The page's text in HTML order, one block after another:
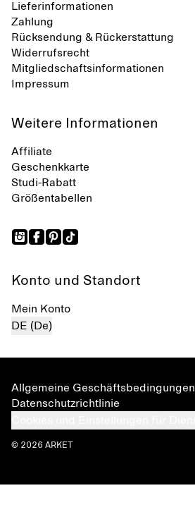
Lieferinformationen
Zahlung
Rücksendung & Rückerstattung
Widerrufsrecht
Mitgliedschaftsinformationen
Impressum
Weitere Informationen
Affiliate
Geschenkkarte
Studi-Rabatt
Größentabellen
Konto und Standort
Mein Konto
DE (De)
Allgemeine Geschäftsbedingungen
Datenschutzrichtlinie
© 2026 ARKET